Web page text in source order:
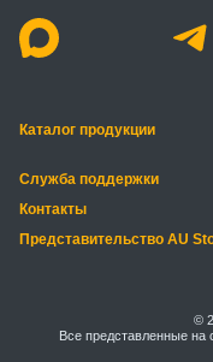
Каталог продукции
Служба поддержки
Контакты
Представительство AU
©
Все представленные на